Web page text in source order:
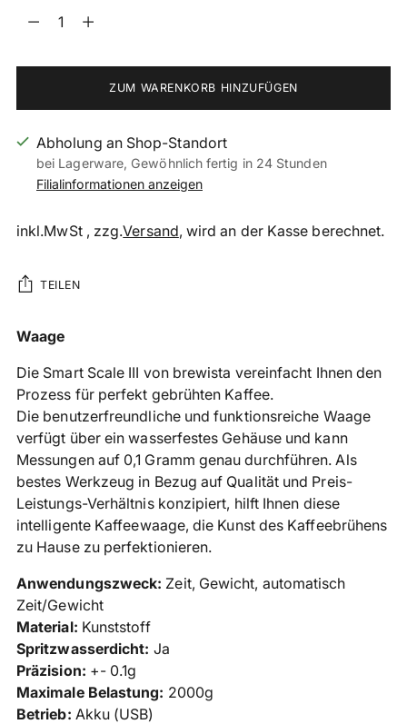
Menge
ZUM WARENKORB HINZUFÜGEN
Abholung an Shop-Standort
bei Lagerware, Gewöhnlich fertig in 24 Stunden
Filialinformationen anzeigen
inkl.MwSt , zzg.Versand, wird an der Kasse berechnet.
TEILEN
Produkt
den
Warenkorb
legen
Waage
Die Smart Scale III von brewista vereinfacht Ihnen den
Prozess für perfekt gebrühten Kaffee.
Die benutzerfreundliche und funktionsreiche Waage
verfügt über ein wasserfestes Gehäuse und kann
Messungen auf 0,1 Gramm genau durchführen. Als
bestes Werkzeug in Bezug auf Qualität und Preis-
Leistungs-Verhältnis konzipiert, hilft Ihnen diese
intelligente Kaffeewaage, die Kunst des Kaffeebrühens
zu Hause zu perfektionieren.
Anwendungszweck: Zeit, Gewicht, automatisch
Zeit/Gewicht
Material: Kunststoff
Spritzwasserdicht: Ja
Präzision: +- 0.1g
Maximale Belastung: 2000g
Betrieb: Akku (USB)